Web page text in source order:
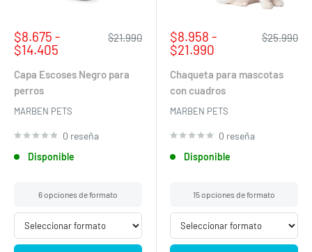
Precio
de
$8.675 -
$14.405
Precio
$21.990
Capa Escoses Negro para
perros
MARBEN PETS
0 reseña
Disponible
6 opciones de formato
Precio
de
$8.958 -
$21.990
Precio
$25.990
Chaqueta para mascotas
con cuadros
MARBEN PETS
0 reseña
Disponible
15 opciones de formato